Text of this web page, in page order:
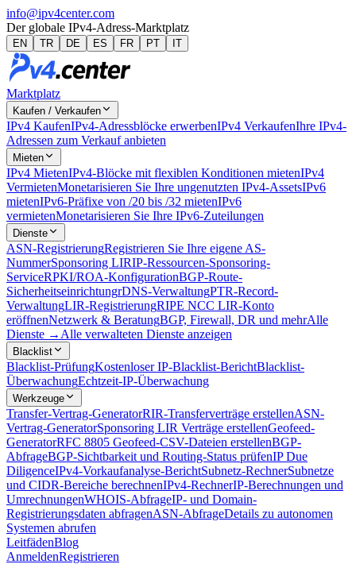
info@ipv4center.com
Der globale IPv4-Adress-Marktplatz
EN TR DE ES FR PT IT
Marktplatz
Kaufen / Verkaufen
IPv4 KaufenIPv4-Adressblöcke erwerbenIPv4 VerkaufenIhre IPv4-
Adressen zum Verkauf anbieten
Mieten
IPv4 MietenIPv4-Blöcke mit flexiblen Konditionen mietenIPv4
VermietenMonetarisieren Sie Ihre ungenutzten IPv4-AssetsIPv6
mietenIPv6-Präfixe von /20 bis /32 mietenIPv6
vermietenMonetarisieren Sie Ihre IPv6-Zuteilungen
Dienste
ASN-RegistrierungRegistrieren Sie Ihre eigene AS-
NummerSponsoring LIRIP-Ressourcen-Sponsoring-
ServiceRPKI/ROA-KonfigurationBGP-Route-
SicherheitseinrichtungrDNS-VerwaltungPTR-Record-
VerwaltungLIR-RegistrierungRIPE NCC LIR-Konto
eröffnenNetzwerk & BeratungBGP, Firewall, DR und mehrAlle
Dienste → Alle verwalteten Dienste anzeigen
Blacklist
Blacklist-PrüfungKostenloser IP-Blacklist-BerichtBlacklist-
ÜberwachungEchtzeit-IP-Überwachung
Werkzeuge
Transfer-Vertrag-GeneratorRIR-Transferverträge erstellenASN-
Vertrag-GeneratorSponsoring LIR Verträge erstellenGeofeed-
GeneratorRFC 8805 Geofeed-CSV-Dateien erstellenBGP-
AbfrageBGP-Sichtbarkeit und Routing-Status prüfenIP Due
DiligenceIPv4-Vorkaufanalyse-BerichtSubnetz-RechnerSubnetze
und CIDR-Bereiche berechnenIPv4-RechnerIP-Berechnungen und
UmrechnungenWHOIS-AbfrageIP- und Domain-
Registrierungsdaten abfragenASN-AbfrageDetails zu autonomen
Systemen abrufen
LeitfädenBlog
AnmeldenRegistrieren